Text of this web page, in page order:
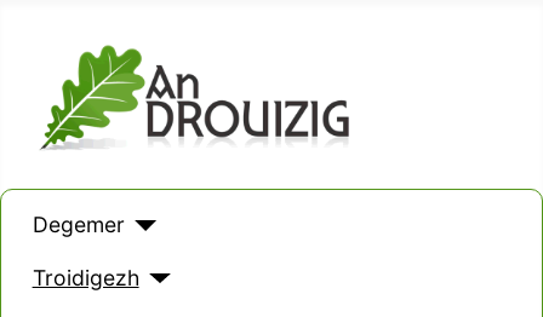
Degemer
Troidigezh